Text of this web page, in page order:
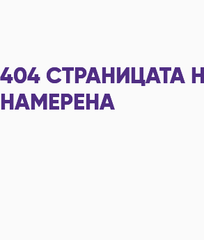
404 СТРАНИЦАТА
НАМЕРЕНА